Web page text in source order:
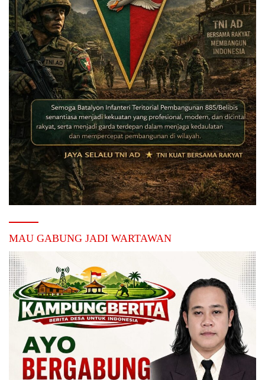
MAU GABUNG JADI WARTAWAN